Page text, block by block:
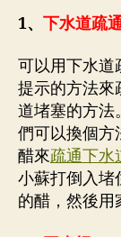
1、 下水道疏
可以用下水道
提示的方法來
道堵塞的方法
們可以換個方
醋來疏通下水
小蘇打倒入堵
的醋，然後用